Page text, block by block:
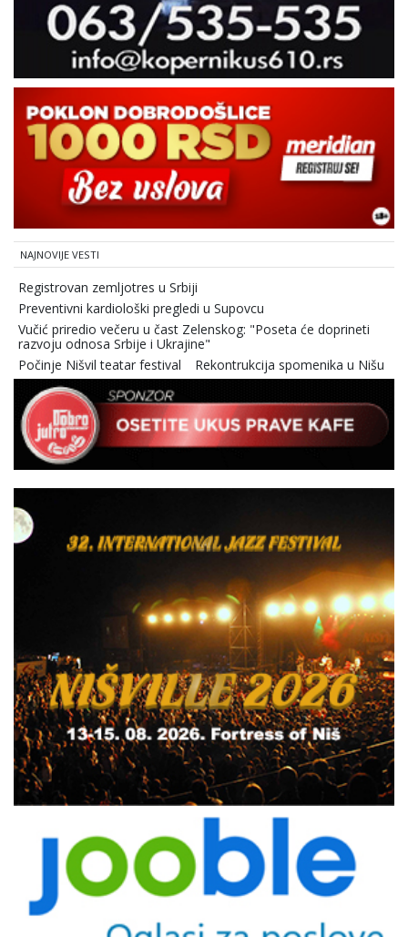
NAJNOVIJE VESTI
Registrovan zemljotres u Srbiji
Preventivni kardiološki pregledi u Supovcu
Vučić priredio večeru u čast Zelenskog: "Poseta će doprineti
razvoju odnosa Srbije i Ukrajine"
Počinje Nišvil teatar festival
Rekontrukcija spomenika u Nišu